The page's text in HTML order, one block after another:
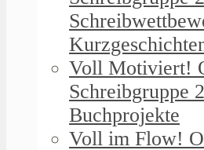
Voll Motiviert!
Schreibgruppe
Buchprojekte
Voll im Flow!